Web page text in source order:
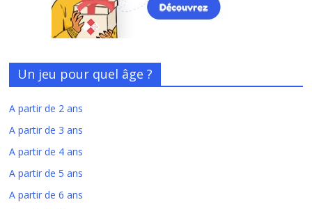
Un jeu pour quel âge ?
A partir de 2 ans
A partir de 3 ans
A partir de 4 ans
A partir de 5 ans
A partir de 6 ans